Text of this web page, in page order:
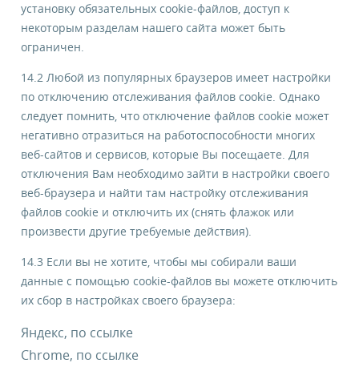
установку обязательных cookie-файлов, доступ к
некоторым разделам нашего сайта может быть
ограничен.
14.2 Любой из популярных браузеров имеет настройки
по отключению отслеживания файлов cookie. Однако
следует помнить, что отключение файлов cookie может
негативно отразиться на работоспособности многих
веб-сайтов и сервисов, которые Вы посещаете. Для
отключения Вам необходимо зайти в настройки своего
веб-браузера и найти там настройку отслеживания
файлов cookie и отключить их (снять флажок или
произвести другие требуемые действия).
14.3 Если вы не хотите, чтобы мы собирали ваши
данные с помощью cookie-файлов вы можете отключить
их сбор в настройках своего браузера:
Яндекс, по ссылке
Chrome, по ссылке